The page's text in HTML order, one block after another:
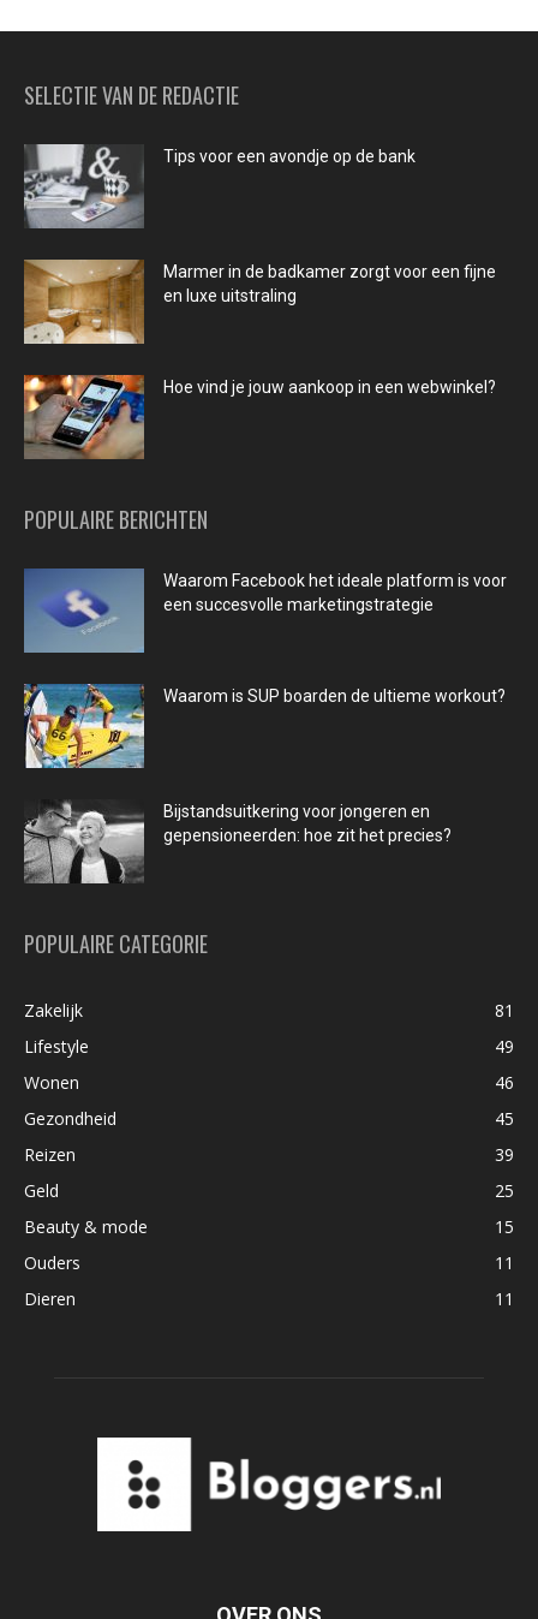
SELECTIE VAN DE REDACTIE
Tips voor een avondje op de bank
Marmer in de badkamer zorgt voor een fijne
en luxe uitstraling
Hoe vind je jouw aankoop in een webwinkel?
POPULAIRE BERICHTEN
Waarom Facebook het ideale platform is voor
een succesvolle marketingstrategie
Waarom is SUP boarden de ultieme workout?
Bijstandsuitkering voor jongeren en
gepensioneerden: hoe zit het precies?
POPULAIRE CATEGORIE
Zakelijk
81
Lifestyle
49
Wonen
46
Gezondheid
45
Reizen
39
Geld
25
Beauty & mode
15
Ouders
11
Dieren
11